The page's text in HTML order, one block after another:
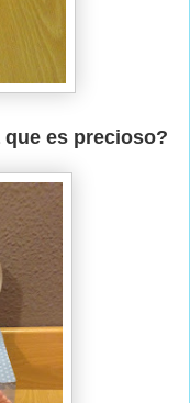
es precioso?